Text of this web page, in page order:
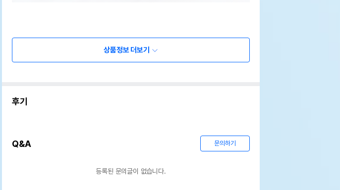
상품정보 더보기
후기
Q&A 문의하기
등록된 문의글이 없습니다.